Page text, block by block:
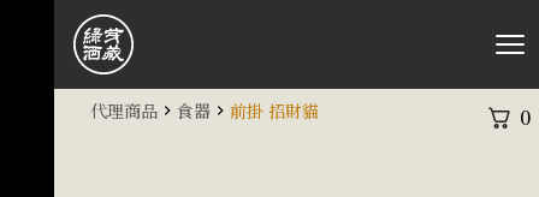
0
代理商品 食器 前掛 招財貓